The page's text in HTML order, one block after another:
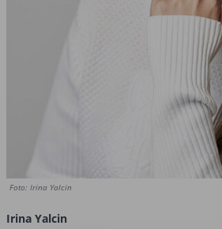
Foto: Irina Yalcin
Irina Yalcin